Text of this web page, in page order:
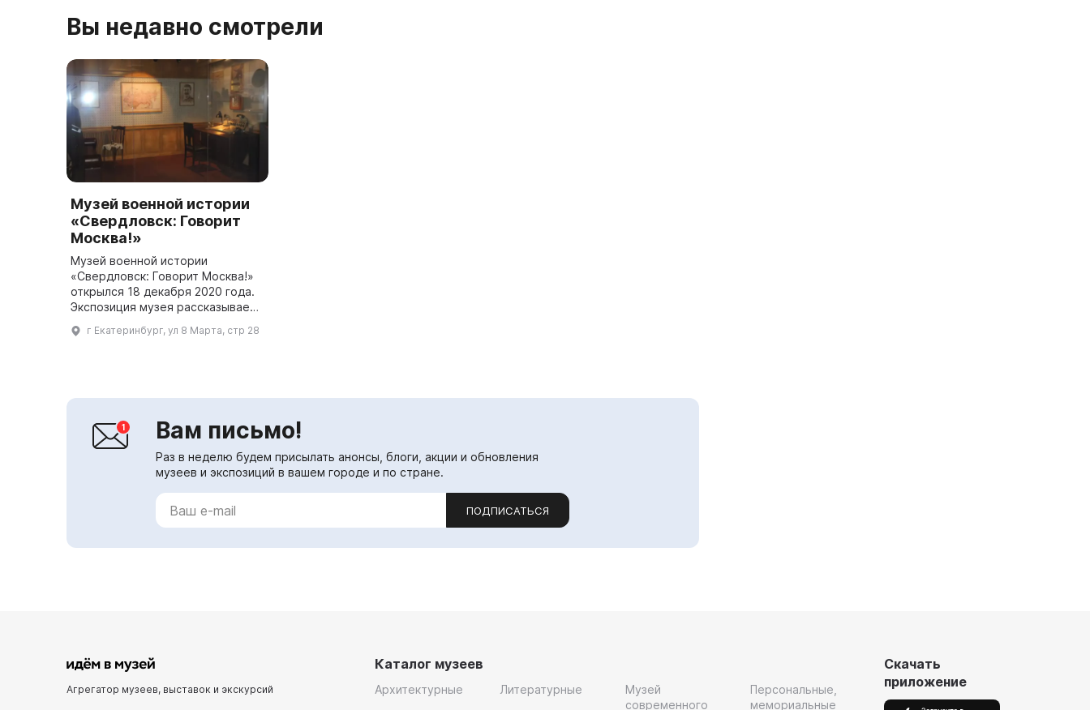
Вы недавно смотрели
Музей военной истории
«Свердловск: Говорит
Москва!»
Музей военной истории
«Свердловск: Говорит Москва!»
открылся 18 декабря 2020 года.
Экспозиция музея рассказывает
комитета радиовещания и о
г Екатеринбург, ул 8 Марта, стр 28
Вам письмо!
Раз в неделю будем присылать анонсы, блоги, акции и обновления
музеев и экспозиций в вашем городе и по стране.
ПОДПИСАТЬСЯ
Агрегатор музеев, выставок и экскурсий
Каталог музеев
Архитектурные
Литературные
Музей
современного
Персональные,
мемориальные
Скачать
приложение